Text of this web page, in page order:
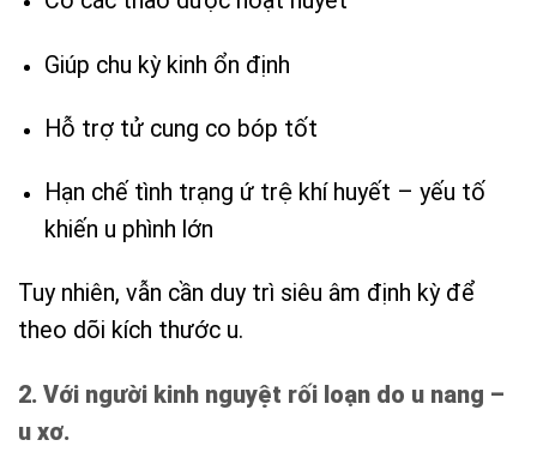
Giúp chu kỳ kinh ổn định
Hỗ trợ tử cung co bóp tốt
Hạn chế tình trạng ứ trệ khí huyết – yếu tố
khiến u phình lớn
Tuy nhiên, vẫn cần duy trì siêu âm định kỳ để
theo dõi kích thước u.
2. Với người kinh nguyệt rối loạn do u nang –
u xơ.